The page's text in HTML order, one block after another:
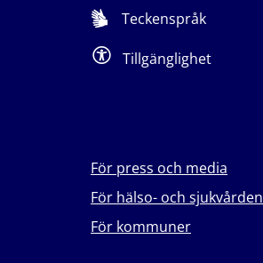
Teckenspråk
Tillgänglighet
För press och media
För hälso- och sjukvården
För kommuner